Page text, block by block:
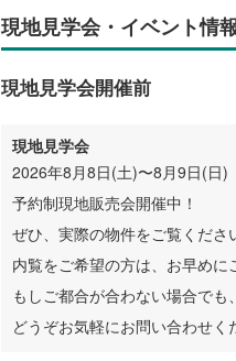
現地見学会・イベント情
現地見学会開催前
現地見学会
2026年8月8日(土)〜8月9日(日)
予約制現地販売会開催中！
ぜひ、実際の物件をご覧くださ
内覧をご希望の方は、お早めに
もしご都合が合わない場合でも
どうぞお気軽にお問い合わせく